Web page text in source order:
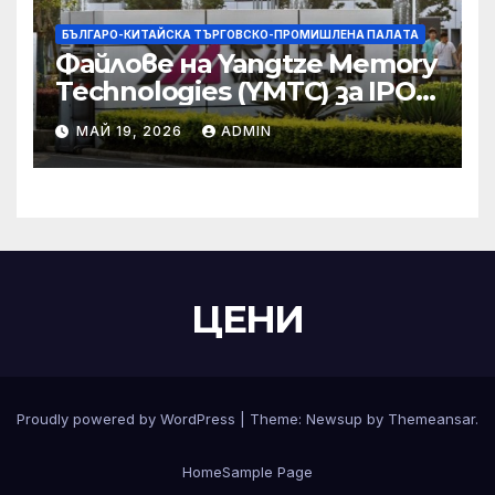
БЪЛГАРО-КИТАЙСКА ТЪРГОВСКО-ПРОМИШЛЕНА ПАЛAТА
Файлове на Yangtze Memory
Technologies (YMTC) за IPO
на STAR Market
МАЙ 19, 2026 ADMIN
ЦЕНИ
Proudly powered by WordPress Theme: Newsup by Themeansar.
HomeSample Page